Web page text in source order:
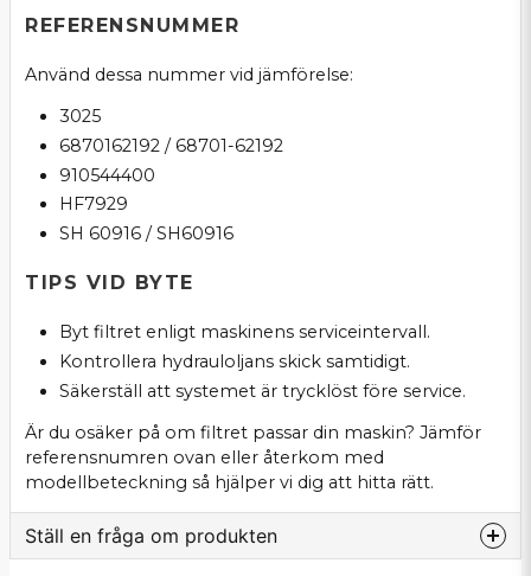
REFERENSNUMMER
Använd dessa nummer vid jämförelse:
3025
6870162192 / 68701-62192
910544400
HF7929
SH 60916 / SH60916
TIPS VID BYTE
Byt filtret enligt maskinens serviceintervall.
Kontrollera hydrauloljans skick samtidigt.
Säkerställ att systemet är trycklöst före service.
Är du osäker på om filtret passar din maskin? Jämför
referensnumren ovan eller återkom med
modellbeteckning så hjälper vi dig att hitta rätt.
Ställ en fråga om produkten